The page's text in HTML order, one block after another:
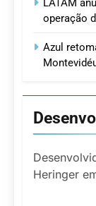
LATAM
operação
Azul
Heringer